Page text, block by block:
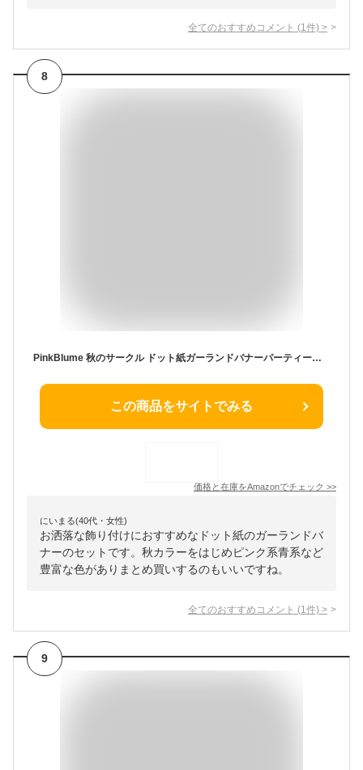
全てのおすすめコメント (1 件) >
8
PinkBlume 秋のサークル ドット紙ガーランドバナーパーティー飾り付け 茶色オレンジ黄色ブルゴーニュ水玉模様 ストリーマーをぶら下げ装飾 秋のテーマ収穫の感謝祭 誕生日結婚式 水玉窓の吊り下げ飾り
この商品をサイトでみる
価格と在庫をAmazonでチェック >>
にいまる(40代・女性)
お洒落な飾り付けにおすすめなドット紙のガーランドバ
ナーのセットです。秋カラーをはじめピンク系青系など
豊富な色がありまとめ買いするのもいいですね。
全てのおすすめコメント (1 件) >
9